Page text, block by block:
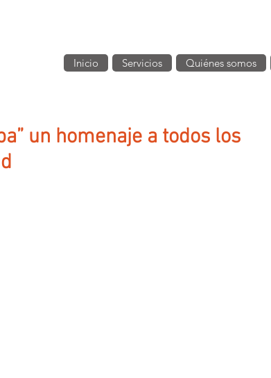
Inicio Servicios Quiénes somos
un homenaje a todos los